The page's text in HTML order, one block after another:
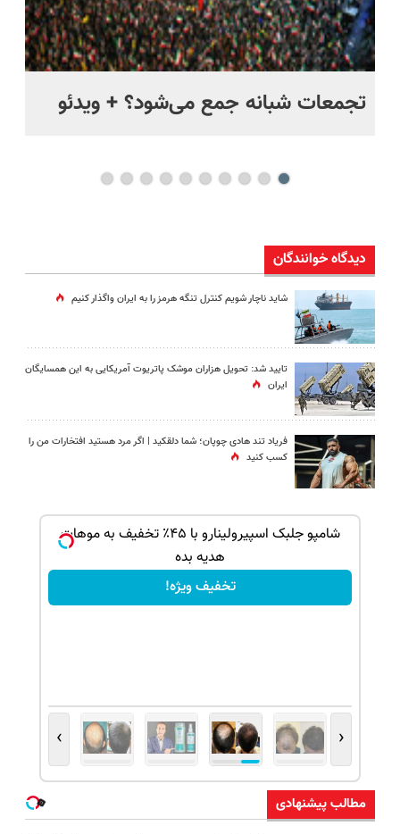
تجمعات شبانه جمع می‌شود؟ + ویدئو
دیدگاه خوانندگان
شاید ناچار شویم کنترل تنگه هرمز را به ایران واگذار کنیم
تایید شد: تحویل هزاران موشک پاتریوت آمریکایی به این همسایگان
ایران
فریاد تند هادی چوپان؛‌ شما دلقکید | اگر مرد هستید افتخارات من را
کسب کنید
شامپو جلبک اسپیرولینارو با ۴۵٪ تخفیف به موهات
هدیه بده
تخفیف ویژه!
‹
›
مطالب پیشنهادی